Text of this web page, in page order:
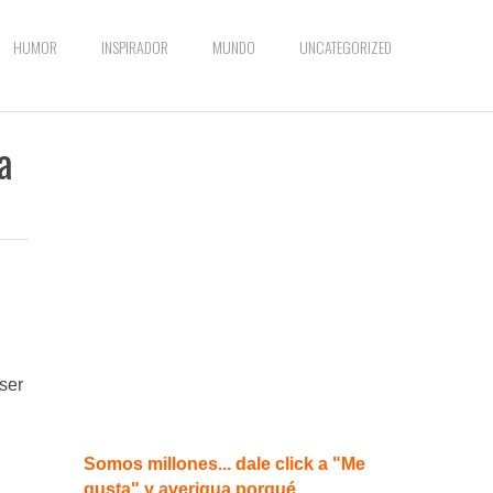
HUMOR INSPIRADOR MUNDO UNCATEGORIZED
Somos millones... dale click a "Me
gusta" y averigua porqué